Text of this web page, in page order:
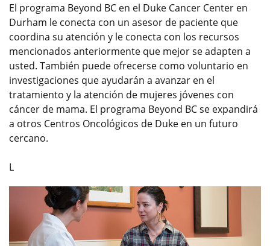
El programa Beyond BC en el Duke Cancer Center en
Durham le conecta con un asesor de paciente que
coordina su atención y le conecta con los recursos
mencionados anteriormente que mejor se adapten a
usted. También puede ofrecerse como voluntario en
investigaciones que ayudarán a avanzar en el
tratamiento y la atención de mujeres jóvenes con
cáncer de mama. El programa Beyond BC se expandirá
a otros Centros Oncológicos de Duke en un futuro
cercano.
L